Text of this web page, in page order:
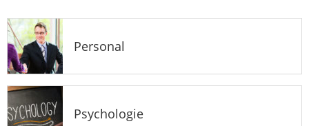
Personal
Psychologie